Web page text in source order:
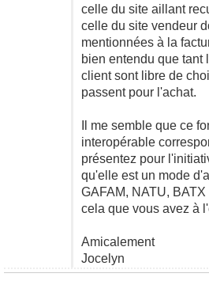
celle du site aillant
celle du site vendeur
mentionnées à la
bien entendu que tant
client sont libre de
passent pour l'achat.
Il me semble que ce
interopérable
présentez pour
qu'elle est un mode
GAFAM, NATU,
cela que vous avez à
Amicalement
Jocelyn